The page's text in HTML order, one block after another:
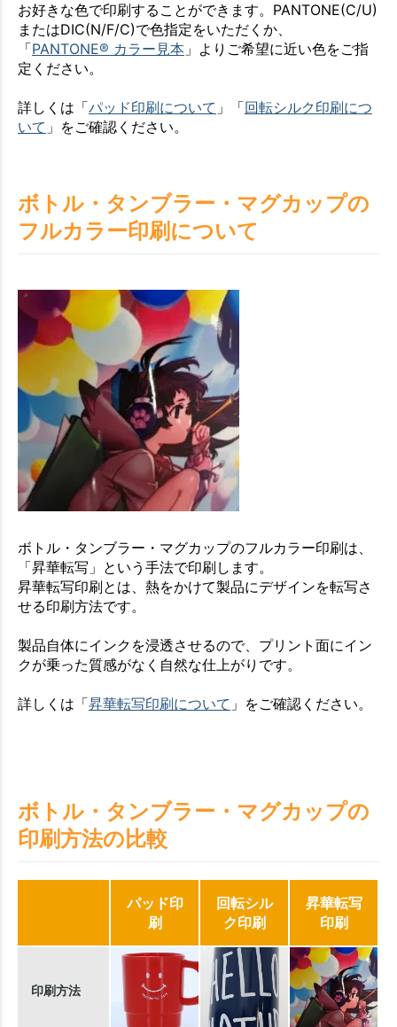
お好きな色で印刷することができます。PANTONE(C/U)
またはDIC(N/F/C)で色指定をいただくか、
「PANTONE® カラー見本 」よりご希望に近い色をご指
定ください。
詳しくは「パッド印刷について 」「回転シルク印刷につ
いて 」をご確認ください。
ボトル・タンブラー・マグカップの
フルカラー印刷について
ボトル・タンブラー・マグカップのフルカラー印刷は、
「昇華転写」という手法で印刷します。
昇華転写印刷とは、熱をかけて製品にデザインを転写さ
せる印刷方法です。
製品自体にインクを浸透させるので、プリント面にイン
クが乗った質感がなく自然な仕上がりです。
詳しくは「昇華転写印刷について 」をご確認ください。
ボトル・タンブラー・マグカップの
印刷方法の比較
パッド印
刷
回転シル
ク印刷
昇華転写
印刷
印刷方法